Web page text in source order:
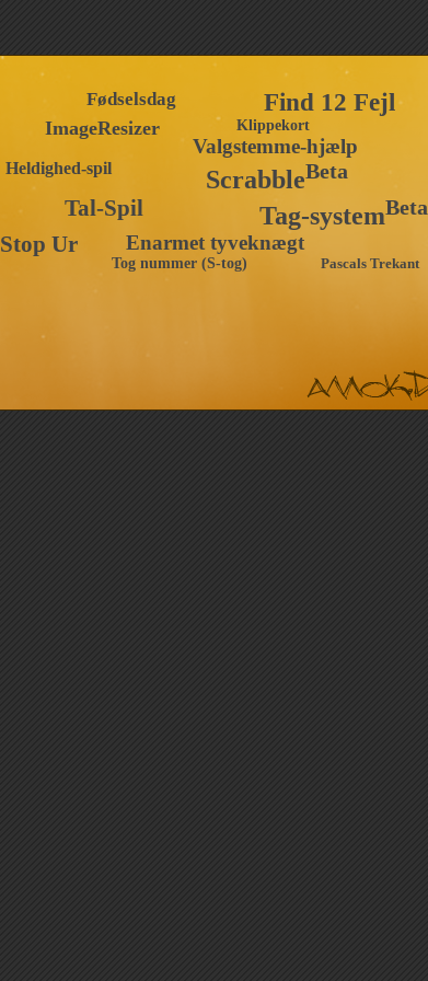
Fødselsdag Find 12 Fejl
ImageResizer Klippekort
Valgstemme-hjælp
Heldighed-spil ScrabbleBeta
Tal-Spil Tag-systemBeta
Stop Ur Enarmet tyveknægt
Tog nummer (S-tog) Pascals Trekant